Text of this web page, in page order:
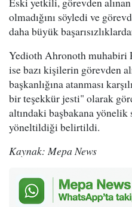
olmadığını söyledi ve
daha büyük
Yedioth Ahronoth muhabiri
ise bazı kişilerin görevden
başkanlığına atanması
bir teşekkür jesti" olarak
altındaki başbakana
yöneltildiği belirtildi.
Kaynak: Mepa News